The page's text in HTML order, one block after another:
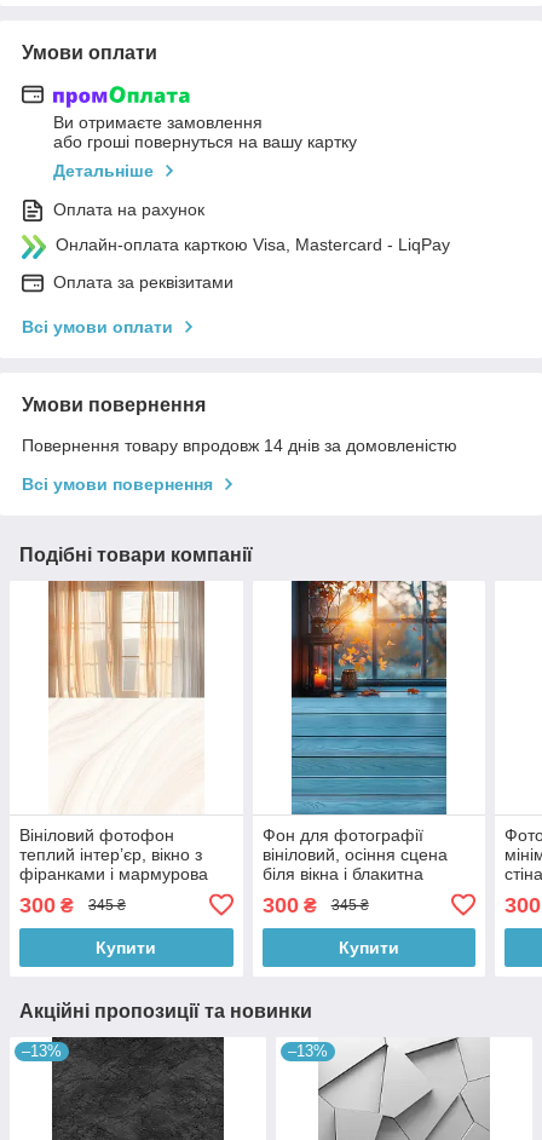
Умови оплати
Ви отримаєте замовлення
або гроші повернуться на вашу картку
Детальніше
Оплата на рахунок
Онлайн-оплата карткою Visa, Mastercard - LiqPay
Оплата за реквізитами
Всі умови оплати
Умови повернення
Повернення товару впродовж 14 днів за домовленістю
Всі умови повернення
Подібні товари компанії
Вініловий фотофон
теплий інтер’єр, вікно з
фіранками і мармурова
підлога з візерунком, фон
для фото 60×90 см,
№57205
300 ₴ 345 ₴
Купити
Фон для фотографії
вініловий, осіння сцена
біля вікна і блакитна
дерев’яна підлога 60×90
см, №57084
300₴ 345 ₴
Купити
для
300
Акційні пропозиції та новинки
–13% –13%